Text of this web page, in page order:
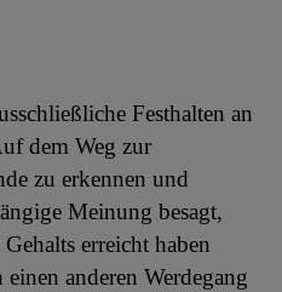
Festhalten an
dem Weg zur
zu erkennen und
Meinung besagt,
erreicht haben
anderen Werdegang